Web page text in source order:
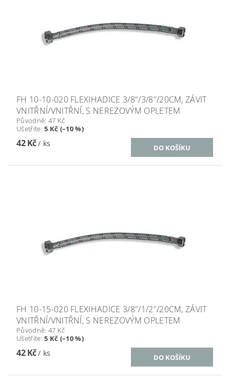
FH 10-10-020 FLEXIHADICE 3/8"/3/8"/20CM, ZÁVIT
VNITŘNÍ/VNITŘNÍ, S NEREZOVÝM OPLETEM
Původně: 47 Kč
Ušetříte:5 Kč (–10 %)
42 Kč/ ks
FH 10-15-020 FLEXIHADICE 3/8"/1/2"/20CM, ZÁVIT
VNITŘNÍ/VNITŘNÍ, S NEREZOVÝM OPLETEM
Původně: 47 Kč
Ušetříte:5 Kč (–10 %)
42 Kč/ ks